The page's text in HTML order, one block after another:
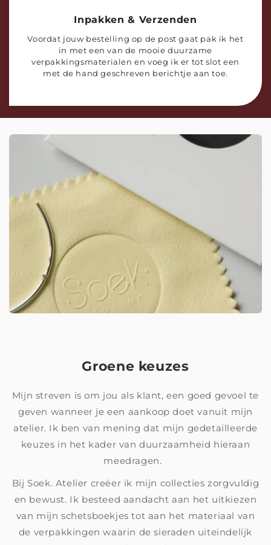
Inpakken & Verzenden
Voordat jouw bestelling op de post gaat pak ik het
in met een van de mooie duurzame
verpakkingsmaterialen en voeg ik er tot slot een
met de hand geschreven berichtje aan toe.
Groene keuzes
Mijn streven is om jou als klant, een goed gevoel te
geven wanneer je een aankoop doet vanuit mijn
atelier. Ik ben van mening dat mijn gedetailleerde
keuzes in het kader van duurzaamheid hieraan
meedragen.
Bij Soek. Atelier creëer ik mijn collecties zorgvuldig
en bewust. Ik besteed aandacht aan het uitkiezen
van mijn schetsboekjes tot aan het materiaal van
de verpakkingen waarin de sieraden uiteindelijk